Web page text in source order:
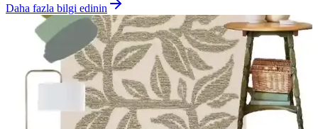
Daha fazla bilgi edinin